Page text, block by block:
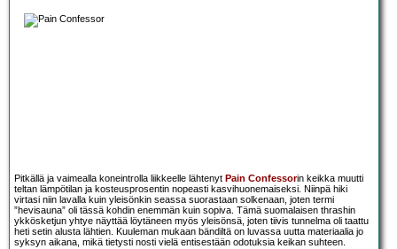
Pitkällä ja vaimealla koneintrolla liikkeelle lähtenyt Pain Confessorin keikka muutti
teltan lämpötilan ja kosteusprosentin nopeasti kasvihuonemaiseksi. Niinpä hiki
virtasi niin lavalla kuin yleisönkin seassa suorastaan solkenaan, joten termi
”hevisauna” oli tässä kohdin enemmän kuin sopiva. Tämä suomalaisen thrashin
ykkösketjun yhtye näyttää löytäneen myös yleisönsä, joten tiivis tunnelma oli taattu
heti setin alusta lähtien. Kuuleman mukaan bändiltä on luvassa uutta materiaalia jo
syksyn aikana, mikä tietysti nosti vielä entisestään odotuksia keikan suhteen.